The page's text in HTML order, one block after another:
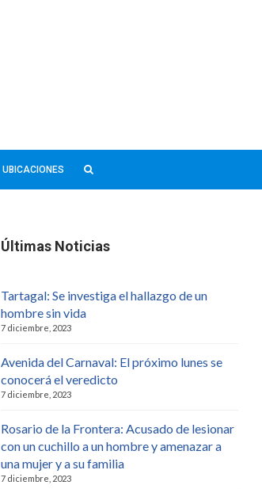
UBICACIONES
Últimas Noticias
Tartagal: Se investiga el hallazgo de un
hombre sin vida
7 diciembre, 2023
Avenida del Carnaval: El próximo lunes se
conocerá el veredicto
7 diciembre, 2023
Rosario de la Frontera: Acusado de lesionar
con un cuchillo a un hombre y amenazar a
una mujer y a su familia
7 diciembre, 2023